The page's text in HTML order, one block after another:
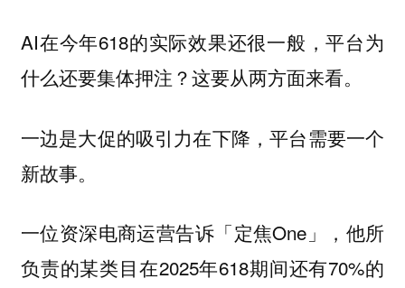
AI在今年618的实际效果还很一般，平台为
什么还要集体押注？这要从两方面来看。
一边是大促的吸引力在下降，平台需要一个
新故事。
一位资深电商运营告诉「定焦One」，他所
负责的某类目在2025年618期间还有70%的